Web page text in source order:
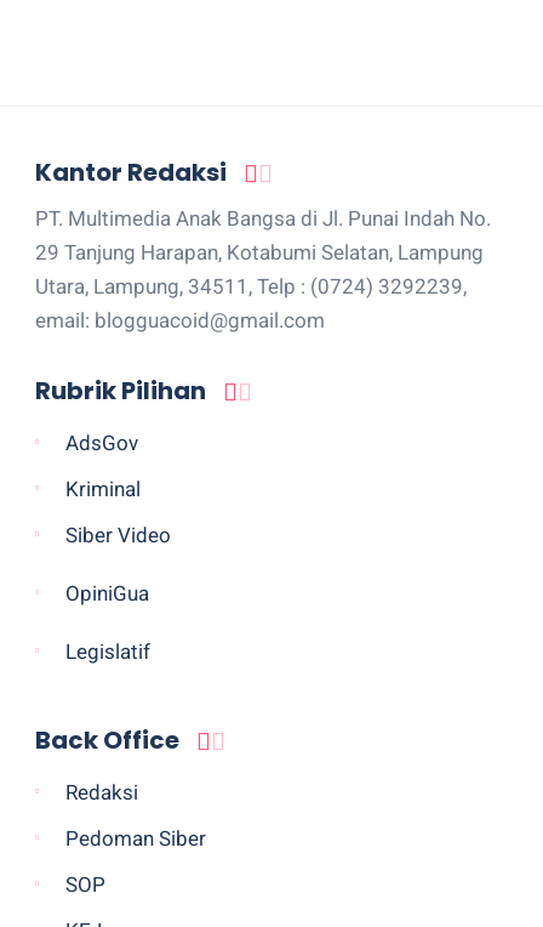
Kantor Redaksi
PT. Multimedia Anak Bangsa di Jl. Punai Indah No.
29 Tanjung Harapan, Kotabumi Selatan, Lampung
Utara, Lampung, 34511, Telp : (0724) 3292239,
email: blogguacoid@gmail.com
Rubrik Pilihan
AdsGov
Kriminal
Siber Video
OpiniGua
Legislatif
Back Office
Redaksi
Pedoman Siber
SOP